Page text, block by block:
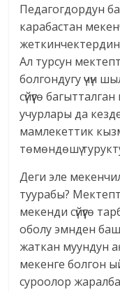
Педагогдордун
карабастан
жеткинчектердин
Ал турсун
болгондугу үчүн
сүйүүгө
учурлары да
мамлекеттик
төмөндөшү
Деги эле
туурабы?
мекенди сүйүүгө
оболу эмнден
жаткан муундун
мекенге болгон
суроолор